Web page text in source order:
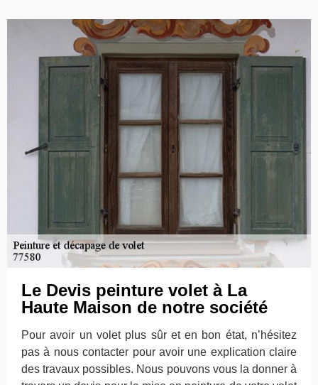
Le Devis peinture volet à La
Haute Maison de notre société
Pour avoir un volet plus sûr et en bon état, n’hésitez
pas à nous contacter pour avoir une explication claire
des travaux possibles. Nous pouvons vous la donner à